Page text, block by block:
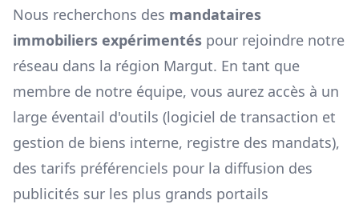
Nous recherchons des mandataires
immobiliers expérimentés pour rejoindre notre
réseau dans la région Margut. En tant que
membre de notre équipe, vous aurez accès à un
large éventail d'outils (logiciel de transaction et
gestion de biens interne, registre des mandats),
des tarifs préférenciels pour la diffusion des
publicités sur les plus grands portails